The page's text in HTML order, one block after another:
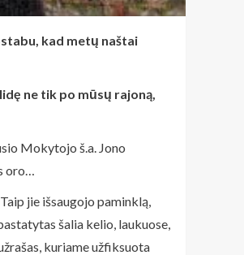
kad metų naštai
ne tik po mūsų rajoną,
Mokytojo š.a. Jono
jie išsaugojo paminklą,
šalia kelio, laukuose,
kuriame užfiksuota